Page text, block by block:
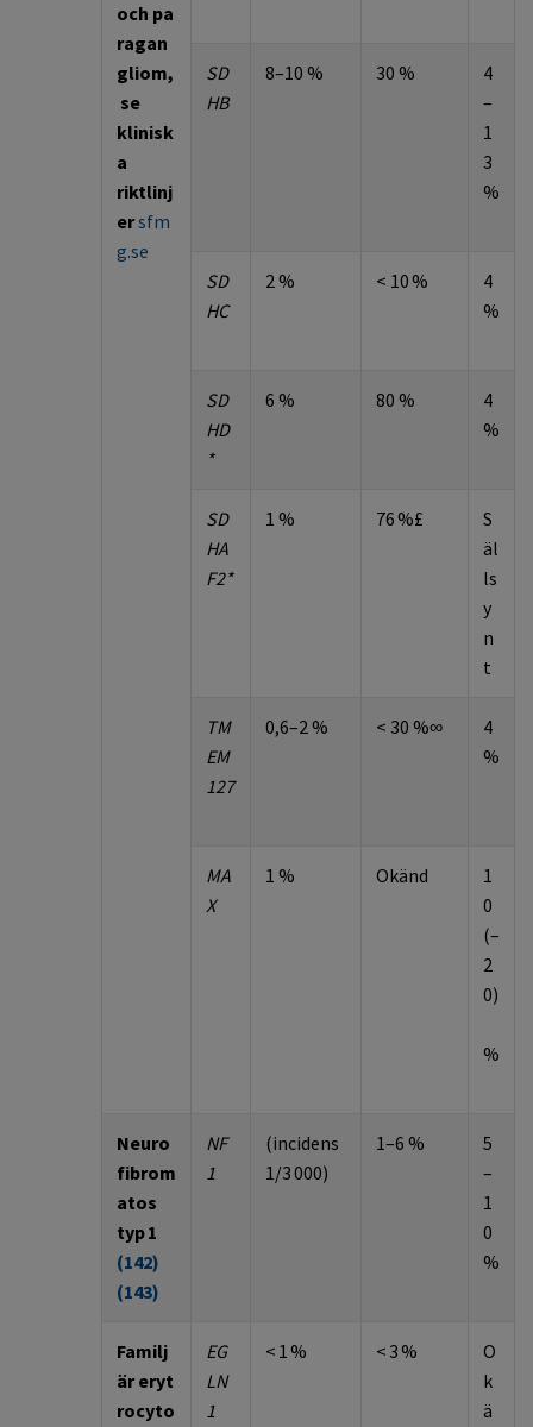
och pa
ragan
gliom,
se
klinisk
a
riktlinj
ersfm
g.se
SD
HB
8–10 % 30 %
4
–
1
3
%
SD
HC
2 % < 10%
4
%
SD
HD
*
6 % 80 %
4
%
SD
HA
F2*
1 % 76%£
S
äl
ls
y
n
t
TM
EM
127
0,6–2 % < 30 %∞
4
%
MA
X
1 % Okänd
1
0
(–
2
0)
%
Neuro
fibrom
atos
typ 1
(142)
(143)
NF
1
(incidens
1/3 000)
1–6 %
5
–
1
0
%
Familj
äreryt
rocyto
EG
LN
1
< 1% < 3%
O
k
ä